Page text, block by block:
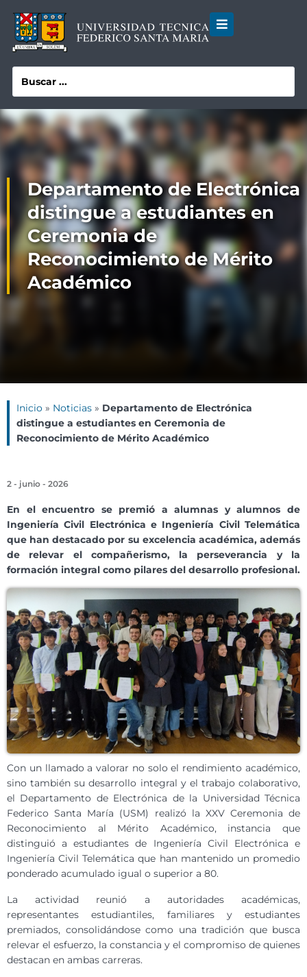
Departamento de Electrónica
distingue a estudiantes en
Ceremonia de
Reconocimiento de Mérito
Académico
Inicio » Noticias » Departamento de Electrónica
distingue a estudiantes en Ceremonia de
Reconocimiento de Mérito Académico
2 - junio - 2026
En el encuentro se premió a alumnas y alumnos de
Ingeniería Civil Electrónica e Ingeniería Civil Telemática
que han destacado por su excelencia académica, además
de relevar el compañerismo, la perseverancia y la
formación integral como pilares del desarrollo profesional.
Con un llamado a valorar no solo el rendimiento académico,
sino tambiénsu desarrollo integral y el trabajo colaborativo,
el Departamento de Electrónica de la Universidad Técnica
Federico Santa María (USM) realizó la XXV Ceremonia de
Reconocimiento al Mérito Académico, instancia que
distinguió a estudiantes de Ingeniería Civil Electrónica e
Ingeniería Civil Telemática que han mantenido un promedio
ponderado acumulado igual o superior a 80.
La actividad reunió a autoridades académicas,
representantes estudiantiles, familiares y estudiantes
premiados, consolidándose como una tradición que busca
relevar el esfuerzo, la constancia y el compromiso de quienes
destacan en ambas carreras.